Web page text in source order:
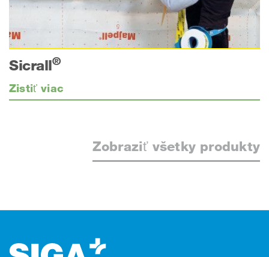
Sicrall®
Zistiť viac
Zobraziť všetky produkty